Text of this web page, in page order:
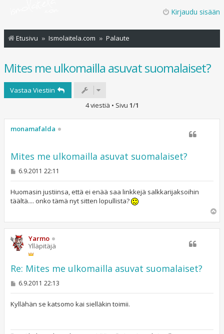
Kirjaudu sisään
Etusivu Ismolaitela.com Palaute
Mites me ulkomailla asuvat suomalaiset?
Vastaa Viestiin
4 viestiä • Sivu 1/1
monamafalda
Mites me ulkomailla asuvat suomalaiset?
V
s
t
i
6.9.2011 22:11
Huomasin justiinsa, että ei enää saa linkkejä salkkarijaksoihin
täältä.... onko tämä nyt sitten lopullista?
ö
Yarmo
Ylläpitäjä
Re: Mites me ulkomailla asuvat suomalaiset?
V
s
6.9.2011 22:13
Kyllähän se katsomo kai sielläkin toimii.